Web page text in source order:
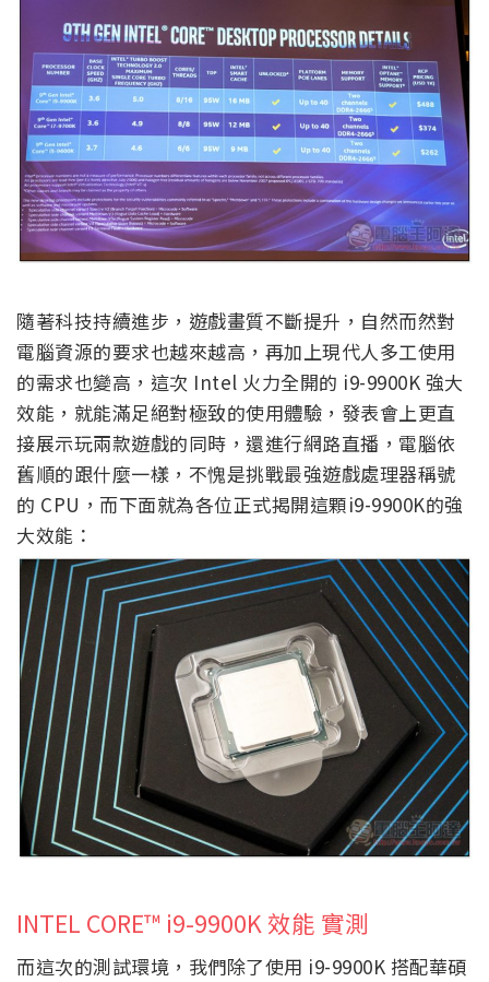
隨著科技持續進步，遊戲畫質不斷提升，自然而然對
電腦資源的要求也越來越高，再加上現代人多工使用
的需求也變高，這次 Intel 火力全開的 i9-9900K 強大
效能，就能滿足絕對極致的使用體驗，發表會上更直
接展示玩兩款遊戲的同時，還進行網路直播，電腦依
舊順的跟什麼一樣，不愧是挑戰最強遊戲處理器稱號
的 CPU，而下面就為各位正式揭開這顆i9-9900K的強
大效能：
INTEL CORE™ i9-9900K 效能 實測
而這次的測試環境，我們除了使用 i9-9900K 搭配華碩